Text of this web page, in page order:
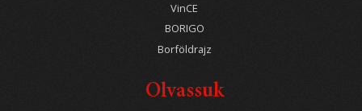
VinCE
BORIGO
Borföldrajz
Olvassuk